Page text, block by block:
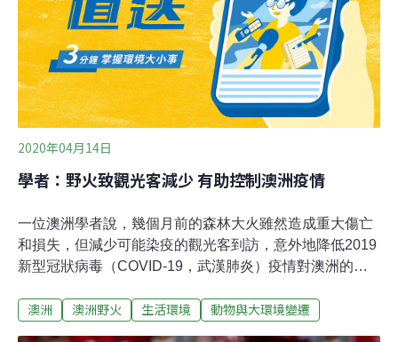
2020年04月14日
學者：野火致觀光客減少 有助控制澳洲疫情
一位澳洲學者說，幾個月前的森林大火雖然造成重大傷亡
和損失，但減少可能染疫的觀光客到訪，意外地降低2019
新型冠狀病毒（COVID-19，武漢肺炎）疫情對澳洲的衝
說，要是沒有這場災難，澳洲的新型冠狀病毒疫情恐怕一
澳洲 澳洲野火 生活環境 動物與大環境變遷